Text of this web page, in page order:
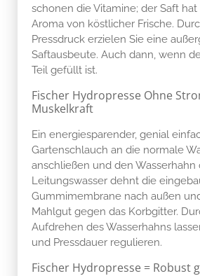
schonen die Vitamine; der Saft
Aroma von köstlicher Frische.
Pressdruck erzielen Sie eine
Saftausbeute. Auch dann, wenn
Teil gefüllt ist.
Fischer Hydropresse Ohne
Muskelkraft
Ein energiesparender, genial
Gartenschlauch an die normale
anschließen und den Wasserhahn
Leitungswasser dehnt die
Gummimembrane nach außen
Mahlgut gegen das Korbgitter.
Aufdrehen des Wasserhahns
und Pressdauer regulieren.
Fischer Hydropresse = Robust